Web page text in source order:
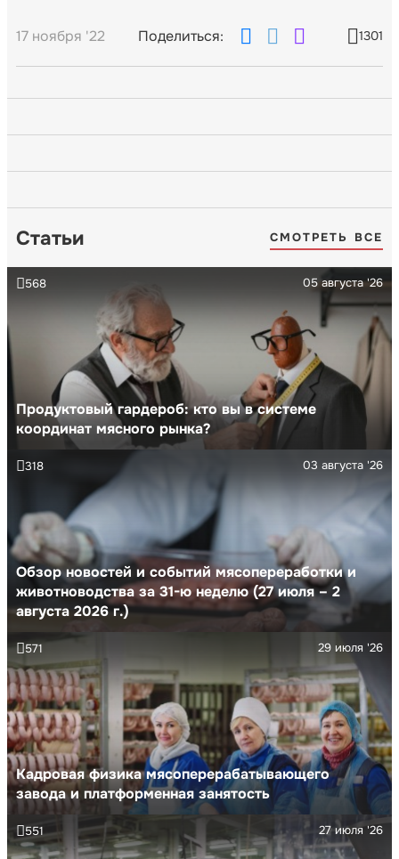
17 ноября '22 Поделиться: 1301
Статьи СМОТРЕТЬ ВСЕ
Продуктовый гардероб: кто вы в системе
координат мясного рынка?
05 августа '26
568
Обзор новостей и событий мясопереработки и
животноводства за 31-ю неделю (27 июля – 2
августа 2026 г.)
03 августа '26
318
Кадровая физика мясоперерабатывающего
завода и платформенная занятость
29 июля '26
571
27 июля '26
551